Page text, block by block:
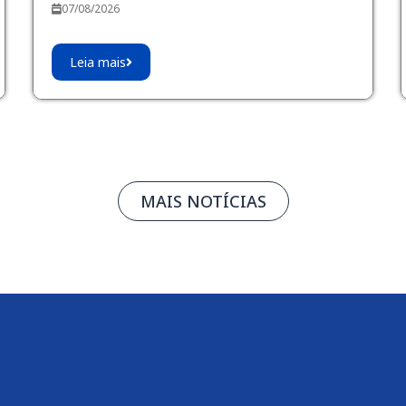
07/08/2026
Leia mais
MAIS NOTÍCIAS